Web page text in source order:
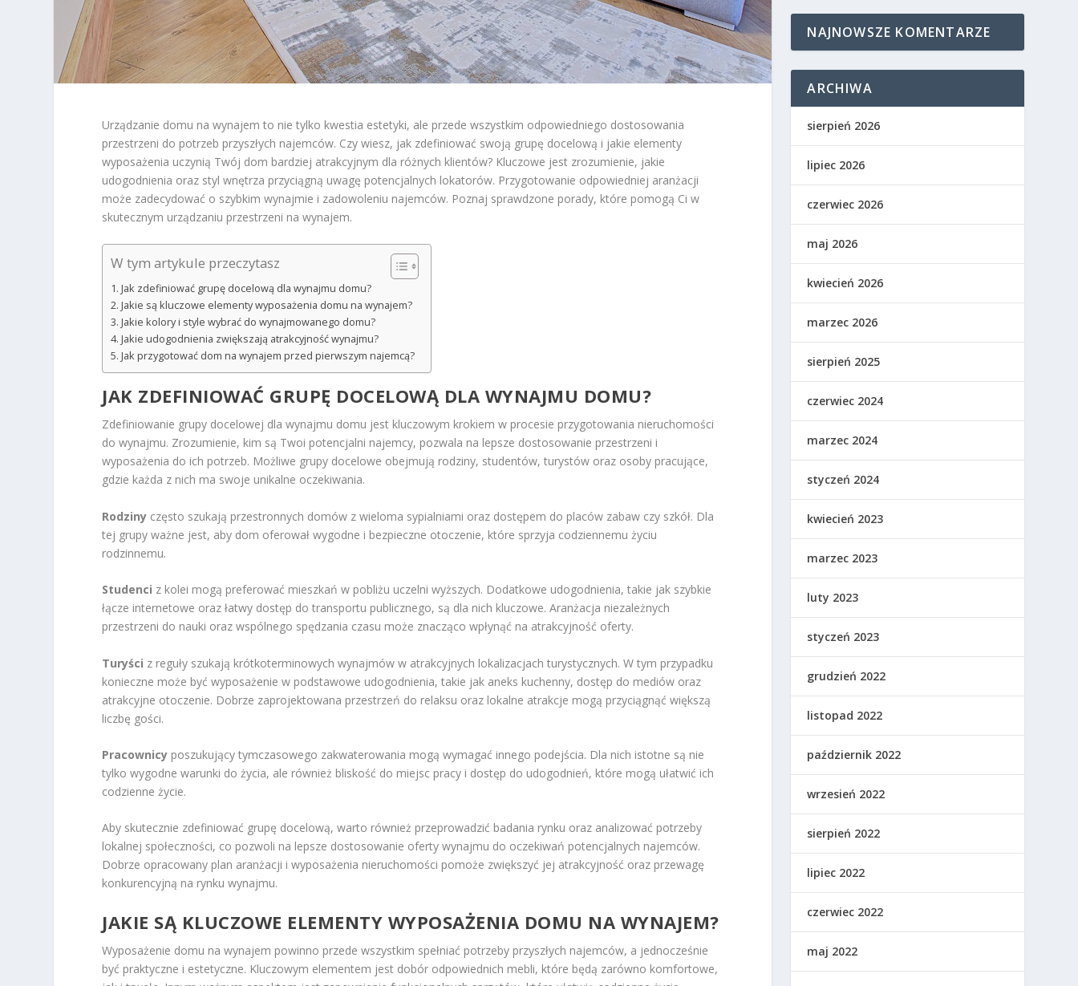
Urządzanie domu na wynajem to nie tylko kwestia estetyki, ale przede wszystkim odpowiedniego dostosowania
przestrzeni do potrzeb przyszłych najemców. Czy wiesz, jak zdefiniować swoją grupę docelową i jakie elementy
wyposażenia uczynią Twój dom bardziej atrakcyjnym dla różnych klientów? Kluczowe jest zrozumienie, jakie
udogodnienia oraz styl wnętrza przyciągną uwagę potencjalnych lokatorów. Przygotowanie odpowiedniej aranżacji
może zadecydować o szybkim wynajmie i zadowoleniu najemców. Poznaj sprawdzone porady, które pomogą Ci w
skutecznym urządzaniu przestrzeni na wynajem.
W tym artykule przeczytasz
Jak zdefiniować grupę docelową dla wynajmu domu?
Jakie są kluczowe elementy wyposażenia domu na wynajem?
Jakie kolory i style wybrać do wynajmowanego domu?
Jakie udogodnienia zwiększają atrakcyjność wynajmu?
Jak przygotować dom na wynajem przed pierwszym najemcą?
JAK ZDEFINIOWAĆ GRUPĘ DOCELOWĄ DLA WYNAJMU DOMU?
Zdefiniowanie grupy docelowej dla wynajmu domu jest kluczowym krokiem w procesie przygotowania nieruchomości
do wynajmu. Zrozumienie, kim są Twoi potencjalni najemcy, pozwala na lepsze dostosowanie przestrzeni i
wyposażenia do ich potrzeb. Możliwe grupy docelowe obejmują rodziny, studentów, turystów oraz osoby pracujące,
gdzie każda z nich ma swoje unikalne oczekiwania.
Rodziny często szukają przestronnych domów z wieloma sypialniami oraz dostępem do placów zabaw czy szkół. Dla
tej grupy ważne jest, aby dom oferował wygodne i bezpieczne otoczenie, które sprzyja codziennemu życiu
rodzinnemu.
Studenci z kolei mogą preferować mieszkań w pobliżu uczelni wyższych. Dodatkowe udogodnienia, takie jak szybkie
łącze internetowe oraz łatwy dostęp do transportu publicznego, są dla nich kluczowe. Aranżacja niezależnych
przestrzeni do nauki oraz wspólnego spędzania czasu może znacząco wpłynąć na atrakcyjność oferty.
Turyści z reguły szukają krótkoterminowych wynajmów w atrakcyjnych lokalizacjach turystycznych. W tym przypadku
konieczne może być wyposażenie w podstawowe udogodnienia, takie jak aneks kuchenny, dostęp do mediów oraz
atrakcyjne otoczenie. Dobrze zaprojektowana przestrzeń do relaksu oraz lokalne atrakcje mogą przyciągnąć większą
liczbę gości.
Pracownicy poszukujący tymczasowego zakwaterowania mogą wymagać innego podejścia. Dla nich istotne są nie
tylko wygodne warunki do życia, ale również bliskość do miejsc pracy i dostęp do udogodnień, które mogą ułatwić ich
codzienne życie.
Aby skutecznie zdefiniować grupę docelową, warto również przeprowadzić badania rynku oraz analizować potrzeby
lokalnej społeczności, co pozwoli na lepsze dostosowanie oferty wynajmu do oczekiwań potencjalnych najemców.
Dobrze opracowany plan aranżacji i wyposażenia nieruchomości pomoże zwiększyć jej atrakcyjność oraz przewagę
konkurencyjną na rynku wynajmu.
JAKIE SĄ KLUCZOWE ELEMENTY WYPOSAŻENIA DOMU NA WYNAJEM?
Wyposażenie domu na wynajem powinno przede wszystkim spełniać potrzeby przyszłych najemców, a jednocześnie
być praktyczne i estetyczne. Kluczowym elementem jest dobór odpowiednich mebli, które będą zarówno komfortowe,
NAJNOWSZE KOMENTARZE
ARCHIWA
sierpień 2026
lipiec 2026
czerwiec 2026
maj 2026
kwiecień 2026
marzec 2026
sierpień 2025
czerwiec 2024
marzec 2024
styczeń 2024
kwiecień 2023
marzec 2023
luty 2023
styczeń 2023
grudzień 2022
listopad 2022
październik 2022
wrzesień 2022
sierpień 2022
lipiec 2022
czerwiec 2022
maj 2022